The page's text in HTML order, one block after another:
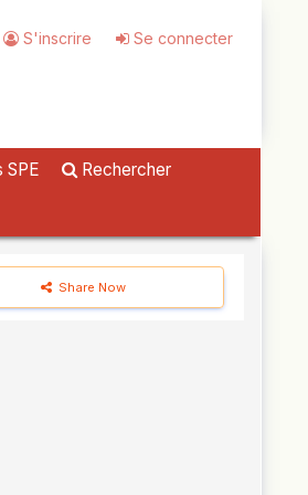
S'inscrire Se connecter
SPE Rechercher
Share Now